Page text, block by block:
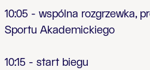
10:05 - wspólna rozgrzewka,
Sportu Akademickiego
10:15 - start biegu